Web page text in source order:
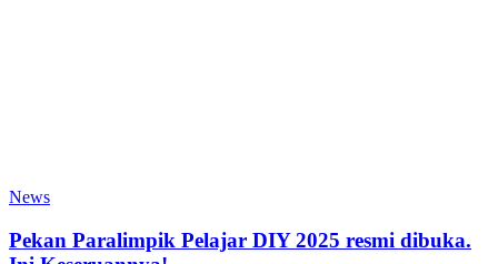
News
Pekan Paralimpik Pelajar DIY 2025 resmi dibuka.